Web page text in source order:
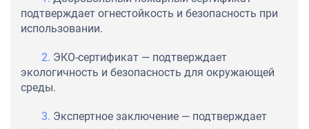
подтверждает огнестойкость и безопасность при
использовании.
ЭКО-сертификат — подтверждает
экологичность и безопасность для окружающей
среды.
Экспертное заключение — подтверждает